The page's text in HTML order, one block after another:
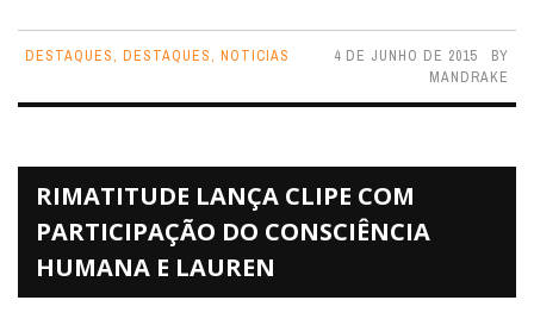
DESTAQUES, DESTAQUES, NOTICIAS 4 DE JUNHO DE 2015
BY
MANDRAKE
RIMATITUDE LANÇA CLIPE COM
PARTICIPAÇÃO DO CONSCIÊNCIA
HUMANA E LAUREN